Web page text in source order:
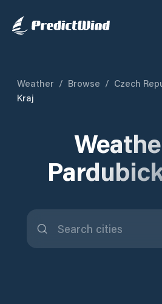
Weather / Browse / Czech
Kraj